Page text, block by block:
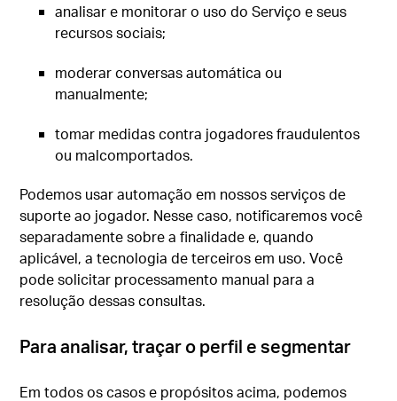
analisar e monitorar o uso do Serviço e seus
recursos sociais;
moderar conversas automática ou
manualmente;
tomar medidas contra jogadores fraudulentos
ou malcomportados.
Podemos usar automação em nossos serviços de
suporte ao jogador. Nesse caso, notificaremos você
separadamente sobre a finalidade e, quando
aplicável, a tecnologia de terceiros em uso. Você
pode solicitar processamento manual para a
resolução dessas consultas.
Para analisar, traçar o perfil e segmentar
Em todos os casos e propósitos acima, podemos